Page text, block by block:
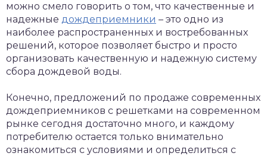
можно смело говорить о том, что качественные и
надежные дождеприемники – это одно из
наиболее распространенных и востребованных
решений, которое позволяет быстро и просто
организовать качественную и надежную систему
сбора дождевой воды.
Конечно, предложений по продаже современных
дождеприемников с решетками на современном
рынке сегодня достаточно много, и каждому
потребителю остается только внимательно
ознакомиться с условиями и определиться с